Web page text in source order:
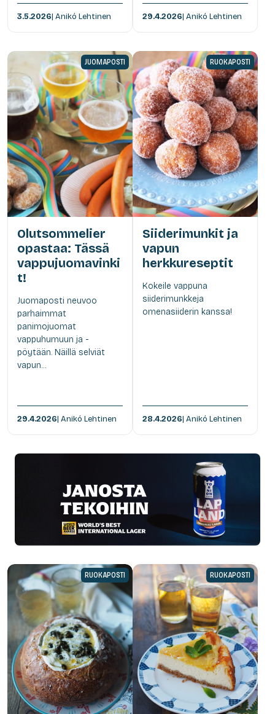
3.5.2026| Anikó Lehtinen 29.4.2026| Anikó Lehtinen
JUOMAPOSTI
Olutsommelier
opastaa: Tässä
vappujuomavinki
t!
Juomaposti neuvoo
parhaimmat
panimojuomat
vappuhumuun ja -
pöytään. Näillä selviät
vapun...
29.4.2026| Anikó Lehtinen
RUOKAPOSTI
Siiderimunkit ja
vapun
herkkureseptit
Kokeile vappuna
siiderimunkkeja
omenasiiderin kanssa!
28.4.2026| Anikó Lehtinen
RUOKAPOSTI RUOKAPOSTI